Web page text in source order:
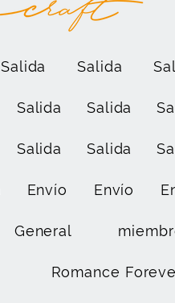
Salida Salida
Salida Salida
Salida Salida
Envío Envío
General
Romance